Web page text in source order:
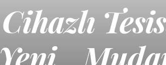
Cihazlı
Yeni_